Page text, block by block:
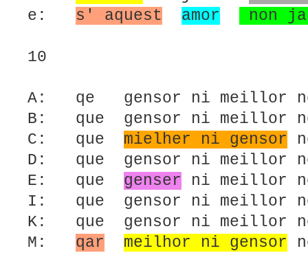
e: s' aquest amor non
10
A: qe gensor ni meillor
B: que gensor ni meillor
C: que mielher ni gensor
D: que gensor ni meillor
E: que genser ni meillor
I: que gensor ni meillor
K: que gensor ni meillor
M: qar meilhor ni gensor